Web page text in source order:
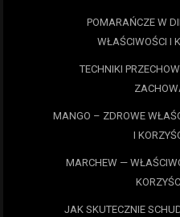
POMARAŃCZE W
WŁAŚCIWOŚCI I
TECHNIKI
MANGO – ZDROWE
I
MARCHEW —
JAK SKUTECZNIE